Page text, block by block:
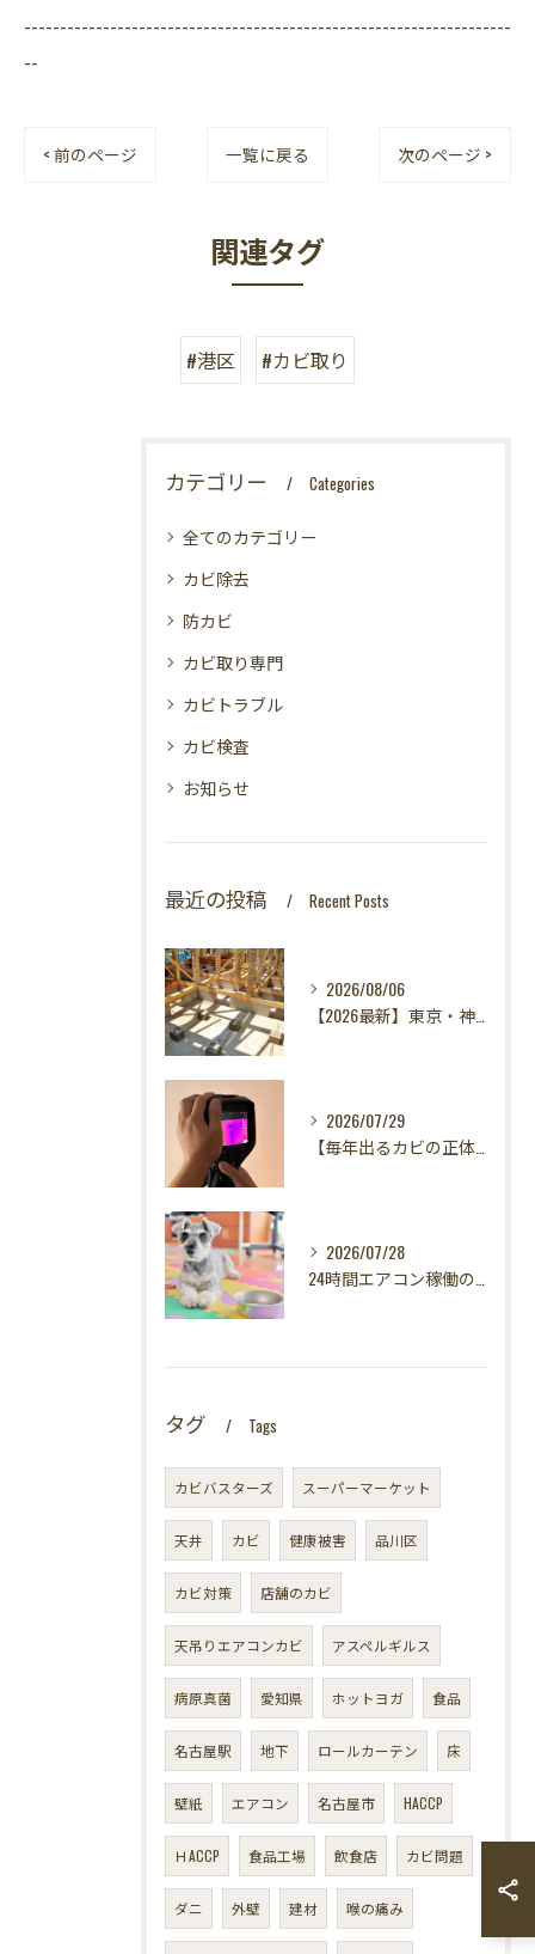
--------------------------------------------------------------------
--
< 前のページ 一覧に戻る 次のページ >
関連タグ
#港区 #カビ取り
カテゴリー Categories
全てのカテゴリー
カビ除去
防カビ
カビ取り専門
カビトラブル
カビ検査
お知らせ
最近の投稿 Recent Posts
2026/08/06
2026/07/29
2026/07/28
タグ Tags
カビバスターズ スーパーマーケット
天井 カビ 健康被害 品川区
カビ対策 店舗のカビ
天吊りエアコンカビ アスペルギルス
病原真菌 愛知県 ホットヨガ 食品
名古屋駅 地下 ロールカーテン 床
壁紙 エアコン 名古屋市 HACCP
ＨACCP 食品工場 飲食店 カビ問題
ダニ 外壁 建材 喉の痛み